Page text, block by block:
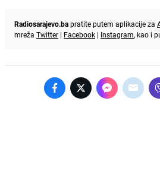
Radiosarajevo.bapratite putem aplikacije za
mreža Twitter | Facebook | Instagram, kao i